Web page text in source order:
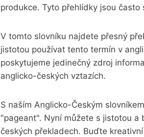
produkce. Tyto přehlídky jsou
V tomto slovníku najdete přesný
jistotou používat tento termín v
poskytujeme jedinečný zdroj
anglicko-českých vztazích.
S naším Anglicko-Českým
"pageant". Nyní můžete s jistotou
českých překladech. Buďte